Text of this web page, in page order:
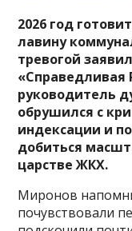
2026 год
лавину
тревогой
«Справедливая
руководитель
обрушился с
индексации и
добиться
царстве ЖКХ.
Миронов
почувствовали